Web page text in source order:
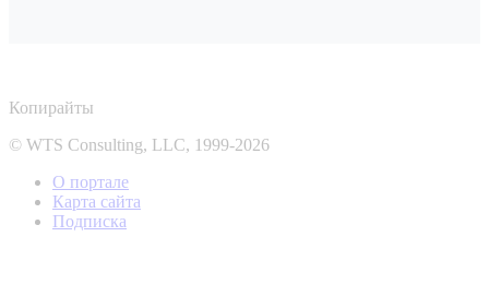
Копирайты
© WTS Consulting, LLC, 1999-2026
О портале
Карта сайта
Подписка